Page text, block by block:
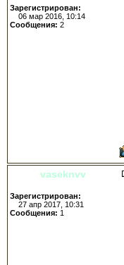
Зарегистрирован:
06 мар 2016, 10:14
Сообщения: 2
vaseknvv
Зарегистрирован:
27 апр 2017, 10:31
Сообщения: 1